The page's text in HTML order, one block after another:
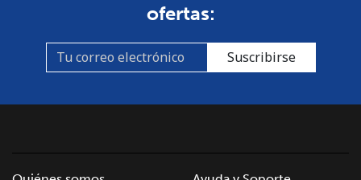
ofertas:
Suscribirse